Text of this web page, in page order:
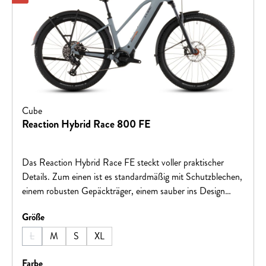
Cube
Reaction Hybrid Race 800 FE
Das Reaction Hybrid Race FE steckt voller praktischer
Details. Zum einen ist es standardmäßig mit Schutzblechen,
einem robusten Gepäckträger, einem sauber ins Design
Seitenständer versehen. Außerdem mit einer versenkbaren
Sattelstütze für optimiertes Handling auf steilen Trails. Zum
anderen macht die breit gefächerte 12-fach Transmission 90
von Sram selbst anspruchsvolle Routen zum Kinderspiel.
Größeauswählen
L
(Diese Option ist zurzeit nicht verfügbar.)
M S
XL
auswählen